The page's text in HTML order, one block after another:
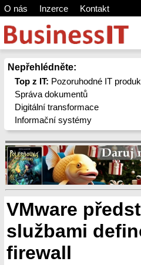
O nás Inzerce Kontakt
Nepřehlédněte:
Top z IT: Pozoruhodné IT
Správa dokumentů
Digitální transformace
Informační systémy
VMware
službami
firewall